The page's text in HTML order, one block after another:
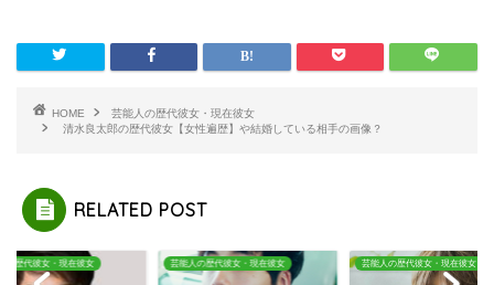
HOME
芸能人の歴代彼女・現在彼女
清水良太郎の歴代彼女【女性遍歴】や結婚している相手の画像？
RELATED POST
の歴代彼女・現在彼女 芸能人の歴代彼女・現在彼女 芸能人の歴代彼女・現在彼女